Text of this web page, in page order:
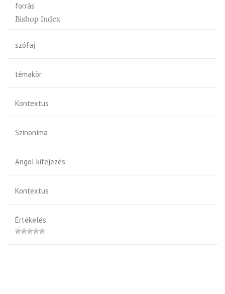
forrás
Bishop Index
szófaj
témakör
Kontextus
Szinoníma
Angol kifejezés
Kontextus
Értékelés